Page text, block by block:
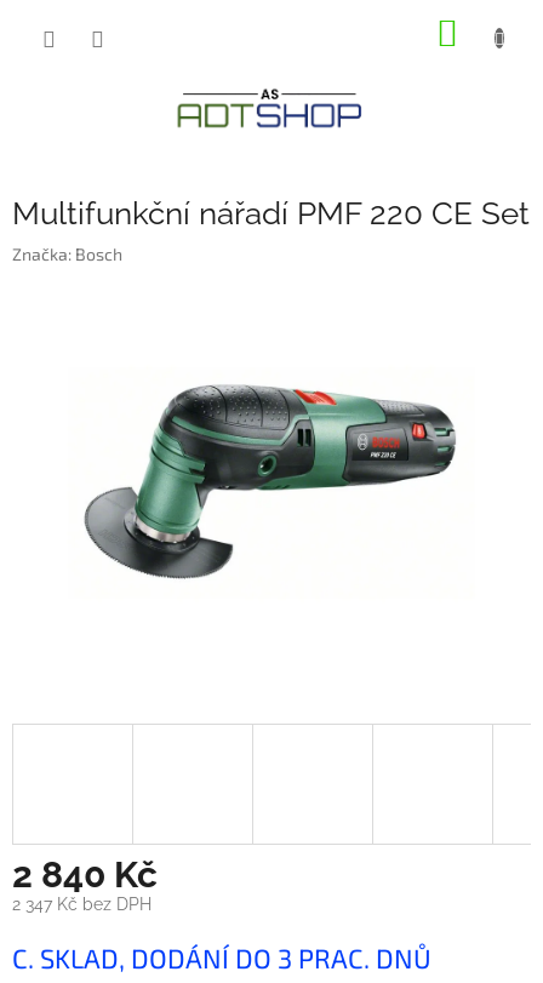
Multifunkční nářadí PMF 220 CE Set
Značka: Bosch
2 840 Kč
2 347 Kč bez DPH
cena:
C. SKLAD, DODÁNÍ DO 3 PRAC. DNŮ